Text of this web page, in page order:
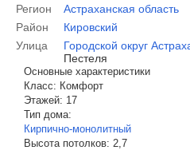
Регион
Астраханская область
Район
Кировский
Улица
Городской округ
Пестеля
Основные характеристики
Класс: Комфорт
Этажей: 17
Тип дома:
Кирпично-монолитный
Высота потолков: 2,7